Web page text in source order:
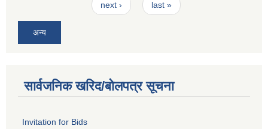
next › last »
अन्य
सार्वजनिक खरिद/बोलपत्र सूचना
Invitation for Bids